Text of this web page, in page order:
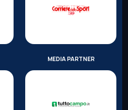
MEDIA PARTNER